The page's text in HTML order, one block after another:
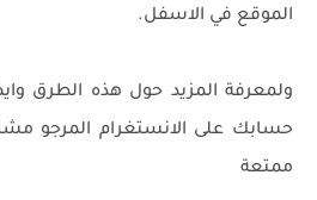
الموقع في الاسفل.
ولمعرفة المزيد حول هذه الطرق
حسابك على الانستغرام المرجو
ممتعة